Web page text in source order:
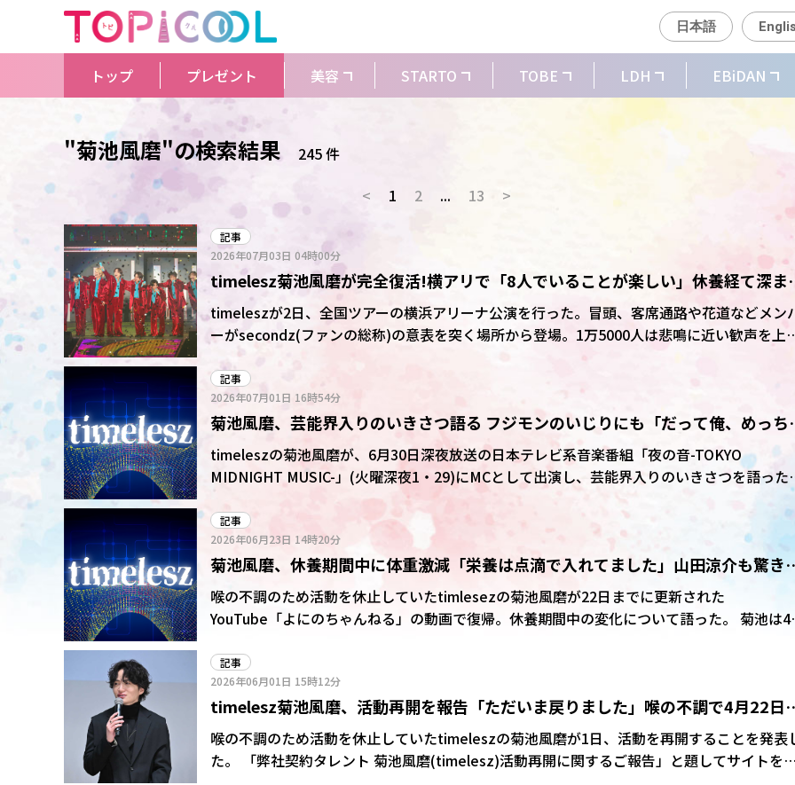
日本語
トップ プレゼント 美容 STARTO TOBE LDH EBiDAN
"菊池風磨"の検索結果
245 件
<
1 2 ... 13 >
記事
2026年07月03日 04時00分
timelesz菊池風磨が完全復活!横アリで「8人でいることが楽しい」休養経て深ま
た絆
timeleszが2日、全国ツアーの横浜アリーナ公演を行った。冒頭、客席通路や花道などメン
ーがsecondz(ファンの総称)の意表を突く場所から登場。1万5000人は悲鳴に近い歓声を上
大興奮となった。アルバム「MOMENTUM」収録曲や29日発売のシングル「消えない花火」
など全26曲をコールアンドレスポンスなど観客とエネルギーを交換し合いながら熱く届け
全国8都市で28公演、昨年のアリーナツアーより多い30万1000人を動員。5月の愛知、静岡公
演は喉の不調の治療に専念した菊池風磨が休養中で、7人でステージに立った。先月の千葉
演から〝完全体〟で臨んでいる。菊池は「喉に刺激を与えられず、流動食や一番ひどいときは
点滴していた」と明かし、「健康は大事」と強調。改めて「8人でいることが凄い楽しい。こ
の時間を大切にしようという思いがより強くなった」と仲間とステージに立つ幸せを実感し
た。
記事
2026年07月01日 16時54分
菊池風磨、芸能界入りのいきさつ語る フジモンのいじりにも「だって俺、めっち
くちゃモテたもん」
timeleszの菊池風磨が、6月30日深夜放送の日本テレビ系音楽番組「夜の音-TOKYO
MIDNIGHT MUSIC-」(火曜深夜1・29)にMCとして出演し、芸能界入りのいきさつを語った
この日はFRUITS ZIPPERがゲスト出演。櫻井優衣、月足天音、仲川瑠夏の3人が、別のア
ルグループとして活動した後のラストチャンスだったエピソードを披露した。 櫻井はフルー
ツジッパー加入前から参加を誘われていたが、「向いてないと思っていたので、ずっと断って
いて」と振り返った。すると、菊池は「かっこよくない?断り続けてたんだって。俺も言い
い、それ。“断り続けてたんだけど、気づいたら”って」と、うらやましがっていた。
記事
2026年06月23日 14時20分
菊池風磨、休養期間中に体重激減「栄養は点滴で入れてました」山田涼介も驚き
「そんなに?」
喉の不調のため活動を休止していたtimlesezの菊池風磨が22日までに更新された
YouTube「よにのちゃんねる」の動画で復帰。休養期間中の変化について語った。 菊池は4月
発表していた。 動画内では二宮和也とHey!Say!JUMPの山田涼介とともに、喉の病気や風邪
にご利益がある神社を訪問。ファンが菊池の回復を願う絵馬が多くあり、「皆さんのおかげで
バッチリ治りました」と感謝した。
記事
2026年06月01日 15時12分
timelesz菊池風磨、活動再開を報告「ただいま戻りました」喉の不調で4月22日
ら活動休止
喉の不調のため活動を休止していたtimeleszの菊池風磨が1日、活動を再開することを発表
た。 「弊社契約タレント 菊池風磨(timelesz)活動再開に関するご報告」と題してサイトを更